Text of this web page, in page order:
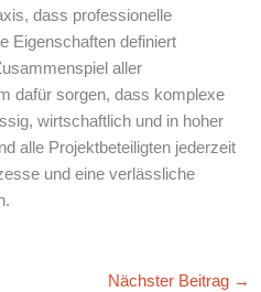
dass professionelle
Eigenschaften definiert
aller
dafür sorgen, dass komplexe
wirtschaftlich und in hoher
alle Projektbeteiligten jederzeit
und eine verlässliche
Nächster Beitrag →